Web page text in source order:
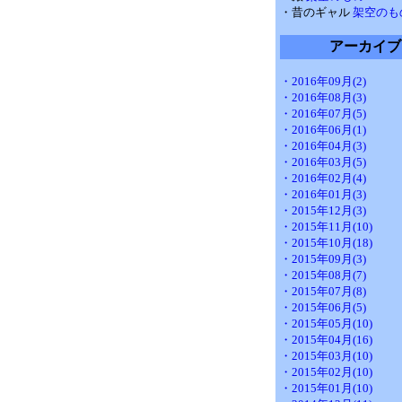
・昔のギャル 架空のも
アーカイブ
・2016年09月(2)
・2016年08月(3)
・2016年07月(5)
・2016年06月(1)
・2016年04月(3)
・2016年03月(5)
・2016年02月(4)
・2016年01月(3)
・2015年12月(3)
・2015年11月(10)
・2015年10月(18)
・2015年09月(3)
・2015年08月(7)
・2015年07月(8)
・2015年06月(5)
・2015年05月(10)
・2015年04月(16)
・2015年03月(10)
・2015年02月(10)
・2015年01月(10)